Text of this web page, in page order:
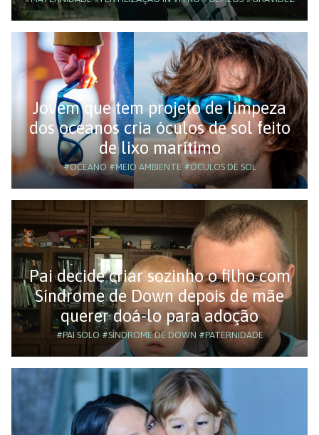
Jovem que tem projeto de limpeza
dos oceanos cria óculos de sol feito
de lixo marítimo
#OCEANO #MEIO AMBIENTE#ÓCULOS DE SOL
Pai decide criar sozinho o filho com
Síndrome de Down depois de mãe
querer doá-lo para adoção
#PAI SOLO #SÍNDROME DE DOWN #PATERNIDADE